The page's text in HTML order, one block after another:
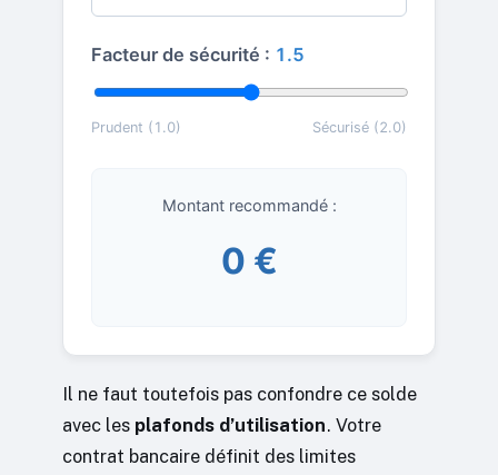
Facteur de sécurité : 1.5
Prudent (1.0) Sécurisé (2.0)
Montant recommandé :
0 €
Il ne faut toutefois pas confondre ce solde
avec les plafonds d’utilisation. Votre
contrat bancaire définit des limites